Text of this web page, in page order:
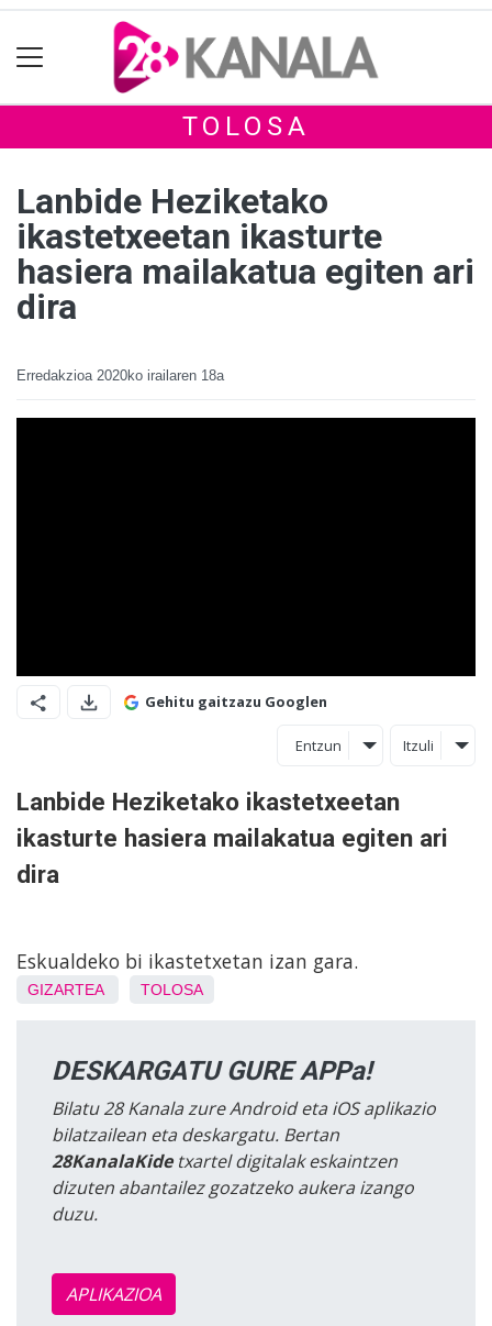
TOLOSA
Lanbide Heziketako
ikastetxeetan ikasturte
hasiera mailakatua egiten ari
dira
Erredakzioa 2020ko irailaren 18a
Gehitu gaitzazu Googlen
Entzun Itzuli
Lanbide Heziketako ikastetxeetan
ikasturte hasiera mailakatua egiten ari
dira
Eskualdeko bi ikastetxetan izan gara.
GIZARTEA TOLOSA
DESKARGATU GURE APPa!
Bilatu 28 Kanala zure Android eta iOS aplikazio
bilatzailean eta deskargatu. Bertan
28KanalaKidetxartel digitalak eskaintzen
dizuten abantailez gozatzeko aukera izango
duzu.
APLIKAZIOA